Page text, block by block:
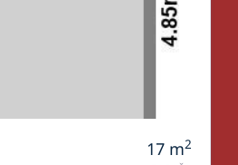
17 m2